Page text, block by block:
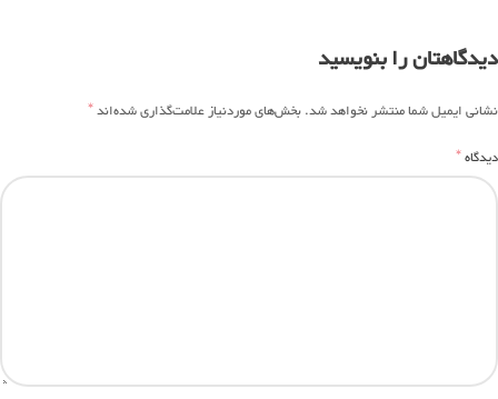
دیدگاهتان را بنویسید
نشانی ایمیل شما منتشر نخواهد شد.بخش‌های موردنیاز علامت‌گذاری شده‌اند*
دیدگاه*